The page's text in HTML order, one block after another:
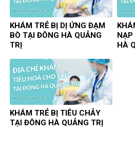
KHÁM TRẺ BỊ DỊ ỨNG ĐẠM
BÒ TẠI ĐÔNG HÀ QUẢNG
TRỊ
HÀ
KHÁM TRẺ BỊ TIÊU CHẢY
TẠI ĐÔNG HÀ QUẢNG TRỊ